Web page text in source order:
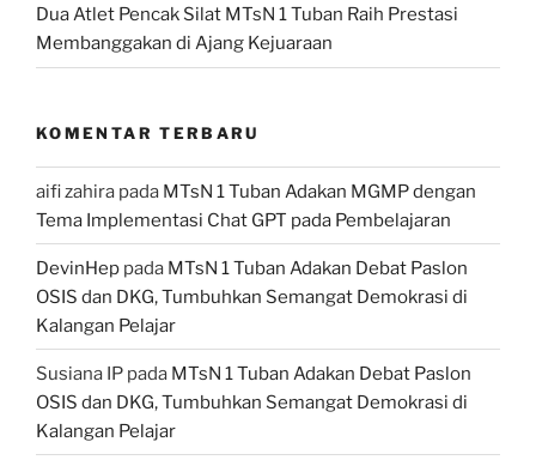
Dua Atlet Pencak Silat MTsN 1 Tuban Raih Prestasi
Membanggakan di Ajang Kejuaraan
KOMENTAR TERBARU
aifi zahira pada MTsN 1 Tuban Adakan MGMP dengan
Tema Implementasi Chat GPT pada Pembelajaran
DevinHep pada MTsN 1 Tuban Adakan Debat Paslon
OSIS dan DKG, Tumbuhkan Semangat Demokrasi di
Kalangan Pelajar
Susiana IP pada MTsN 1 Tuban Adakan Debat Paslon
OSIS dan DKG, Tumbuhkan Semangat Demokrasi di
Kalangan Pelajar